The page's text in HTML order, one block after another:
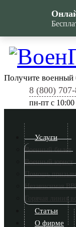
Получите военный
8 (800)
пн-пт c
Услуги
Военный билет
Военный юрист
Помощь
Независимая
Горячая линия
Статьи
О фирме